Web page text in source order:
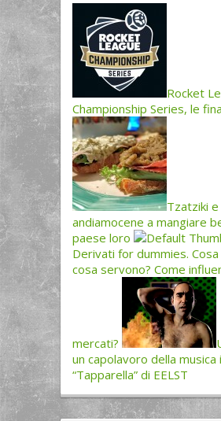
Rocket
Championship Series, le
Tzatziki
andiamocene a mangiare
paese loro
Derivati for dummies. Cosa
cosa servono? Come
mercati?
un capolavoro della musica
“Tapparella” di EELST